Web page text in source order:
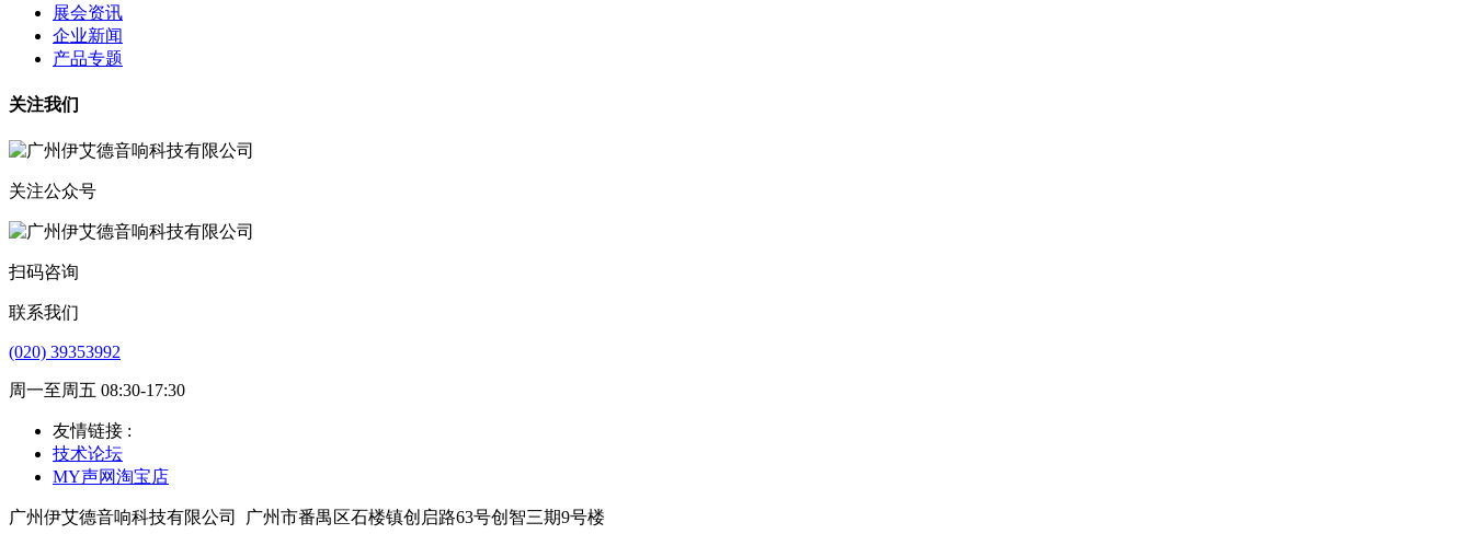
展会资讯
企业新闻
产品专题
关注我们
关注公众号
扫码咨询
联系我们
(020) 39353992
周一至周五 08:30-17:30
友情链接 :
技术论坛
MY声网淘宝店
广州伊艾德音响科技有限公司 广州市番禺区石楼镇创启路63号创智三期9号楼